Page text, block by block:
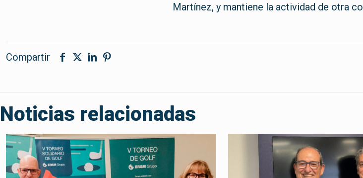
Martínez, y mantiene la actividad de otra
Compartir
Noticias relacionadas